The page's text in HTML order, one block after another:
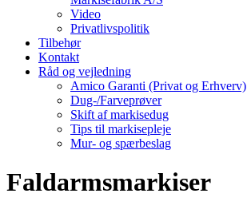
Video
Privatlivspolitik
Tilbehør
Kontakt
Råd og vejledning
Amico Garanti (Privat og Erhverv)
Dug-/Farveprøver
Skift af markisedug
Tips til markisepleje
Mur- og spærbeslag
Faldarmsmarkiser